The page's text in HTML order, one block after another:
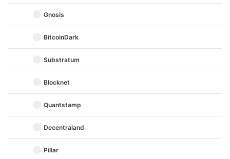
Gnosis
BitcoinDark
Substratum
Blocknet
Quantstamp
Decentraland
Pillar